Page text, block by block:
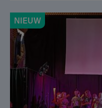
NIEUW